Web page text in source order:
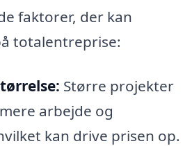
faktorer, der kan
totalentreprise:
Større projekter
arbejde og
kan drive prisen op.